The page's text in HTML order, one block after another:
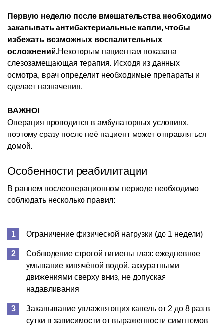
Первую неделю после вмешательства необходимо
закапывать антибактериальные капли, чтобы
избежать возможных воспалительных
осложнений.Некоторым пациентам показана
слезозамещающая терапия. Исходя из данных
осмотра, врач определит необходимые препараты и
сделает назначения.
ВАЖНО!
Операция проводится в амбулаторных условиях,
поэтому сразу после неё пациент может отправляться
домой.
Особенности реабилитации
В раннем послеоперационном периоде необходимо
соблюдать несколько правил:
Ограничение физической нагрузки (до 1 недели)
Соблюдение строгой гигиены глаз: ежедневное
умывание кипячёной водой, аккуратными
движениями сверху вниз, не допуская
надавливания
Закапывание увлажняющих капель от 2 до 8 раз в
сутки в зависимости от выраженности симптомов